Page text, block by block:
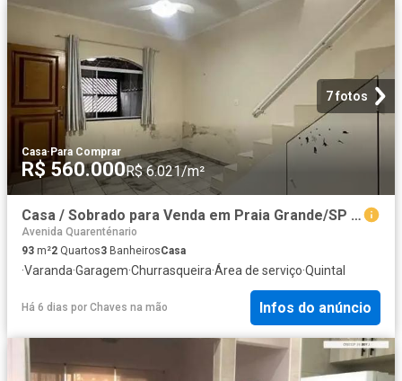
7 fotos
Casa·Para Comprar
R$ 560.000R$ 6.021/m²
Casa / Sobrado para Venda em Praia Grande/SP Guilhermina 2 Quartos
Avenida Quarenténario
93 m²2 Quartos3 BanheirosCasa
·Varanda·Garagem·Churrasqueira·Área de serviço·Quintal
Há 6 dias por Chaves na mão Infos do anúncio